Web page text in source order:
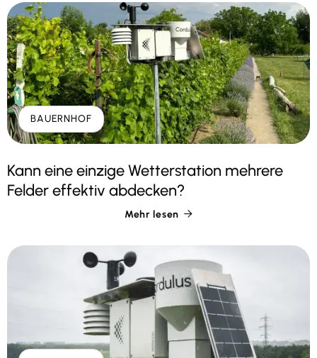
BAUERNHOF
Kann eine einzige Wetterstation mehrere
Felder effektiv abdecken?
Mehr lesen 